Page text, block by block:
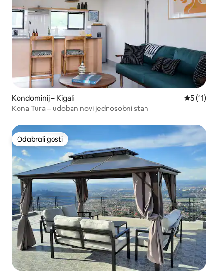
Kondominij – Kigali
5 (11)
Kona Tura – udoban novi jednosobni stan
Odabrali gosti
Odabrali gosti